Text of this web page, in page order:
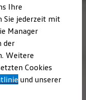
Gebrauchtwagen
Ihre
Sie jederzeit mit
Manager
der
Weitere
Cookies
und unserer